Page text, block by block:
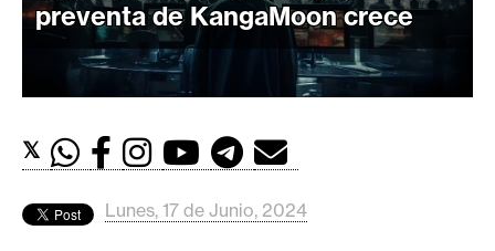
o
M
e
r
a
o
preventa de KangaMoon crece
𝕏
Lunes, 17 de Junio, 2024